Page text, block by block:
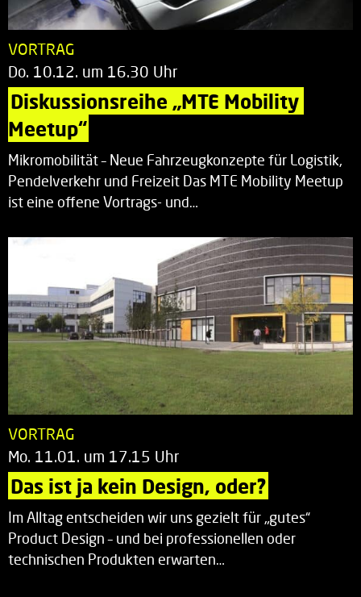
VORTRAG
Do. 10.12. um 16.30 Uhr
Diskussionsreihe „MTE Mobility
Meetup“
Mikromobilität – Neue Fahrzeugkonzepte für Logistik,
Pendelverkehr und Freizeit Das MTE Mobility Meetup
ist eine offene Vortrags- und…
VORTRAG
Mo. 11.01. um 17.15 Uhr
Das ist ja kein Design, oder?
Im Alltag entscheiden wir uns gezielt für „gutes“
Product Design – und bei professionellen oder
technischen Produkten erwarten…